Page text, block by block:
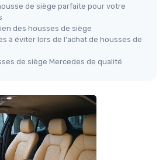
de siège parfaite pour votre
des housses de siège
à éviter lors de l'achat de housses de
de siège Mercedes de qualité